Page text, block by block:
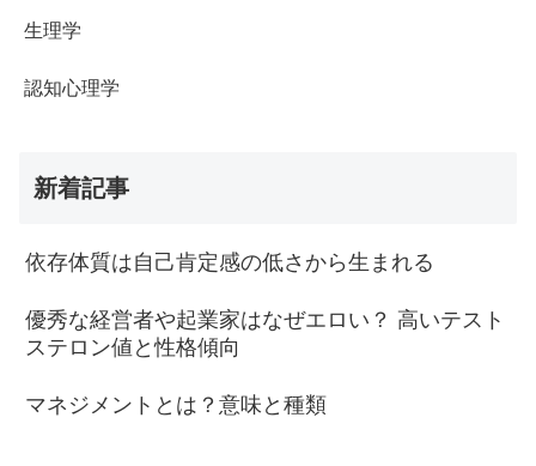
生理学
認知心理学
新着記事
依存体質は自己肯定感の低さから生まれる
優秀な経営者や起業家はなぜエロい？ 高いテスト
ステロン値と性格傾向
マネジメントとは？意味と種類